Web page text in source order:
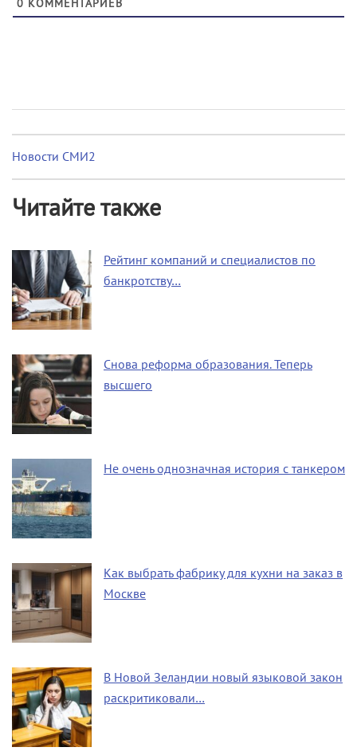
0 КОММЕНТАРИЕВ
Новости СМИ2
Читайте также
Рейтинг компаний и специалистов по
банкротству…
Снова реформа образования. Теперь
высшего
Не очень однозначная история с танкером
Как выбрать фабрику для кухни на заказ в
Москве
В Новой Зеландии новый языковой закон
раскритиковали…